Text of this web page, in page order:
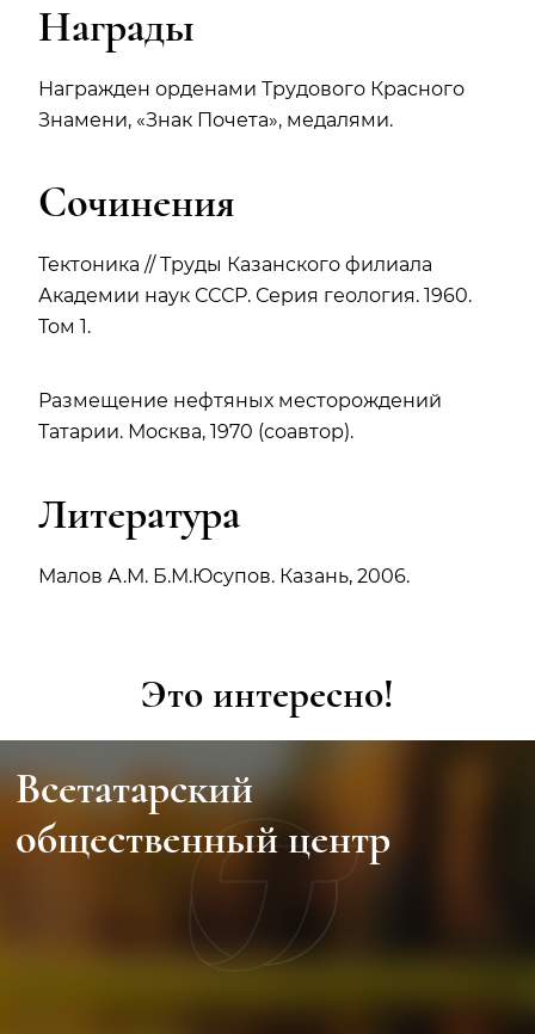
Награды
Награжден орденами Трудового Красного
Знамени, «Знак Почета», медалями.
Сочинения
Тектоника // Труды Казанского филиала
Академии наук СССР. Серия геология. 1960.
Том 1.
Размещение нефтяных месторождений
Татарии. Москва, 1970 (соавтор).
Литература
Малов А.М. Б.М.Юсупов. Казань, 2006.
Это интересно!
Всетатарский
общественный центр